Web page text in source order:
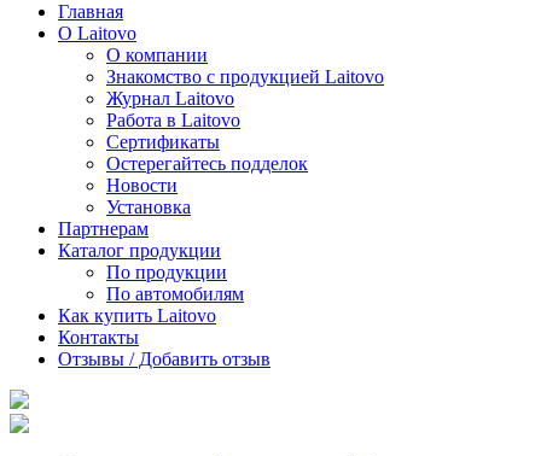
Главная
О Laitovo
О компании
Знакомство с продукцией Laitovo
Журнал Laitovo
Работа в Laitovo
Сертификаты
Остерегайтесь подделок
Новости
Установка
Партнерам
Каталог продукции
По продукции
По автомобилям
Как купить Laitovo
Контакты
Отзывы / Добавить отзыв